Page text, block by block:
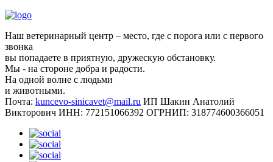
Наш ветеринарный центр – место, где с порога или с первого
звонка
вы попадаете в приятную, дружескую обстановку.
Мы - на стороне добра и радости.
На одной волне с людьми
и животными.
Почта: kuncevo-sinicavet@mail.ru ИП Шакин Анатолий
Викторович ИНН: 772151066392 ОГРНИП: 318774600366051